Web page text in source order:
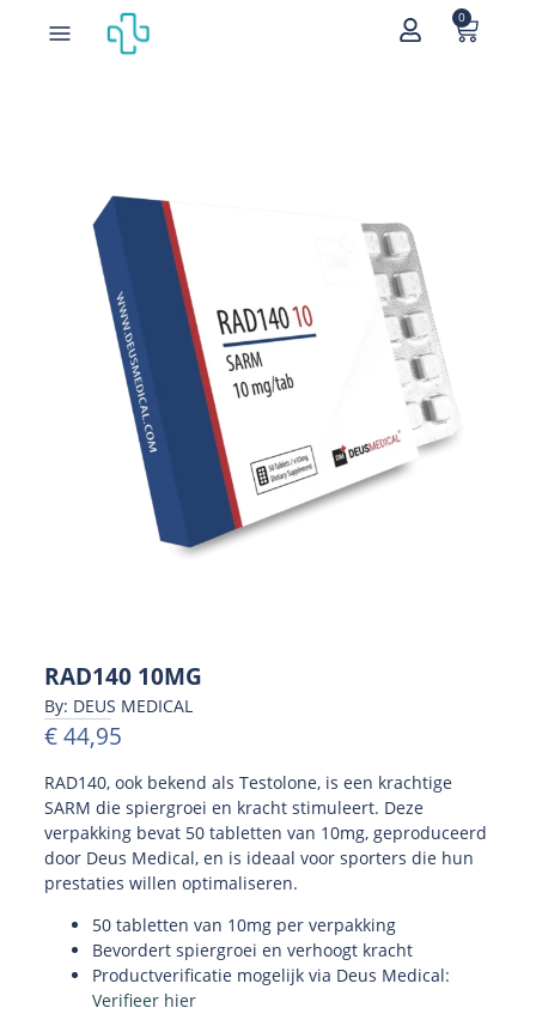
0
SARMs/
RAD140 10MG
By: DEUS MEDICAL
€44,95
RAD140, ook bekend als Testolone, is een krachtige
SARM die spiergroei en kracht stimuleert. Deze
verpakking bevat 50 tabletten van 10mg, geproduceerd
door Deus Medical, en is ideaal voor sporters die hun
prestaties willen optimaliseren.
50 tabletten van 10mg per verpakking
Bevordert spiergroei en verhoogt kracht
Productverificatie mogelijk via Deus Medical:
Verifieer hier